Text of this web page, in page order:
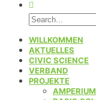
WILLKOMMEN
AKTUELLES
CIVIC SCIENCE
VERBAND
PROJEKTE